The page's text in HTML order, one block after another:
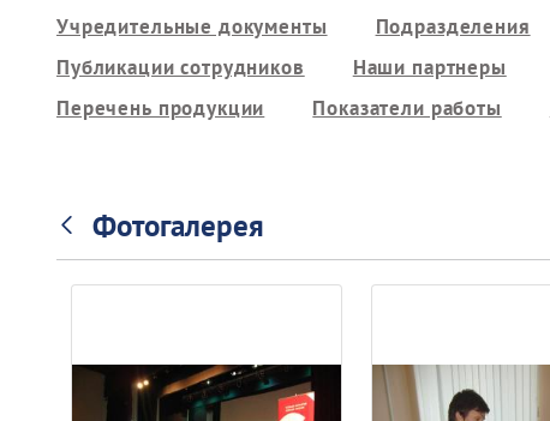
Учредительные документы
Подразделения
Публикации сотрудников
Наши партнеры
Перечень продукции
Показатели работы
Фотогалерея